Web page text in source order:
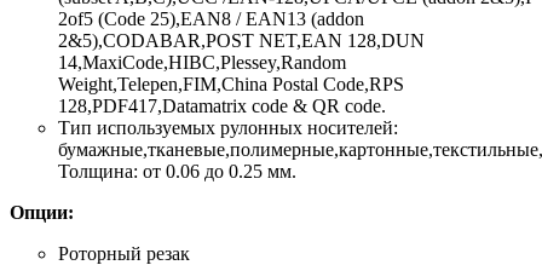
2of5 (Code 25),EAN8 / EAN13 (addon
2&5),CODABAR,POST NET,EAN 128,DUN
14,MaxiCode,HIBC,Plessey,Random
Weight,Telepen,FIM,China Postal Code,RPS
128,PDF417,Datamatrix code & QR code.
Тип используемых рулонных носителей:
Толщина: от 0.06 до 0.25 мм.
Опции:
Роторный резак